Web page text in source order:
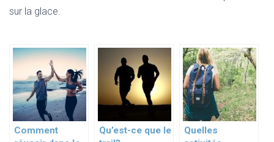
sur la glace.
Comment
Qu’est-ce que le
Quelles